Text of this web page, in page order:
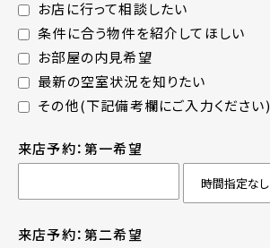
お店に行って相談したい
条件に合う物件を紹介してほしい
お部屋の内見希望
最新の空室状況を知りたい
その他(下記備考欄にご入力ください)
来店予約：第一希望
来店予約：第二希望